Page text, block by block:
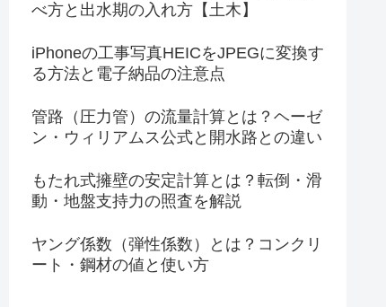
べ方と出水期の入れ方【土木】
iPhoneの工事写真HEICをJPEGに変換す
る方法と電子納品の注意点
管路（圧力管）の流量計算とは？ヘーゼ
ン・ウィリアムス公式と開水路との違い
もたれ式擁壁の安定計算とは？転倒・滑
動・地盤支持力の照査を解説
ヤング係数（弾性係数）とは？コンクリ
ート・鋼材の値と使い方